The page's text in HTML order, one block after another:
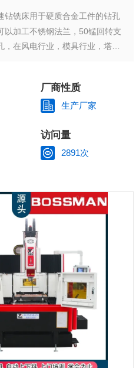
钻铣床用于硬质合金工件的钻孔
以加工不锈钢法兰，50锰回转支
在风电行业，模具行业，塔机
可自动识别一键便快捷简单易
省力。合理的工装夹具使用于批
厂商性质
生产厂家
访问量
2891次